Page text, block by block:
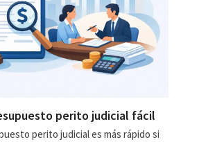
perito judicial fácil
perito judicial es más rápido si